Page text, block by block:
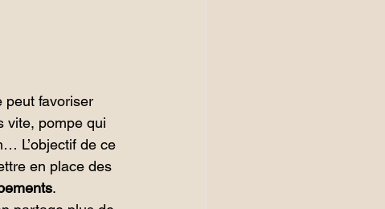
peut favoriser
vite, pompe qui
L’objectif de ce
en place des
.